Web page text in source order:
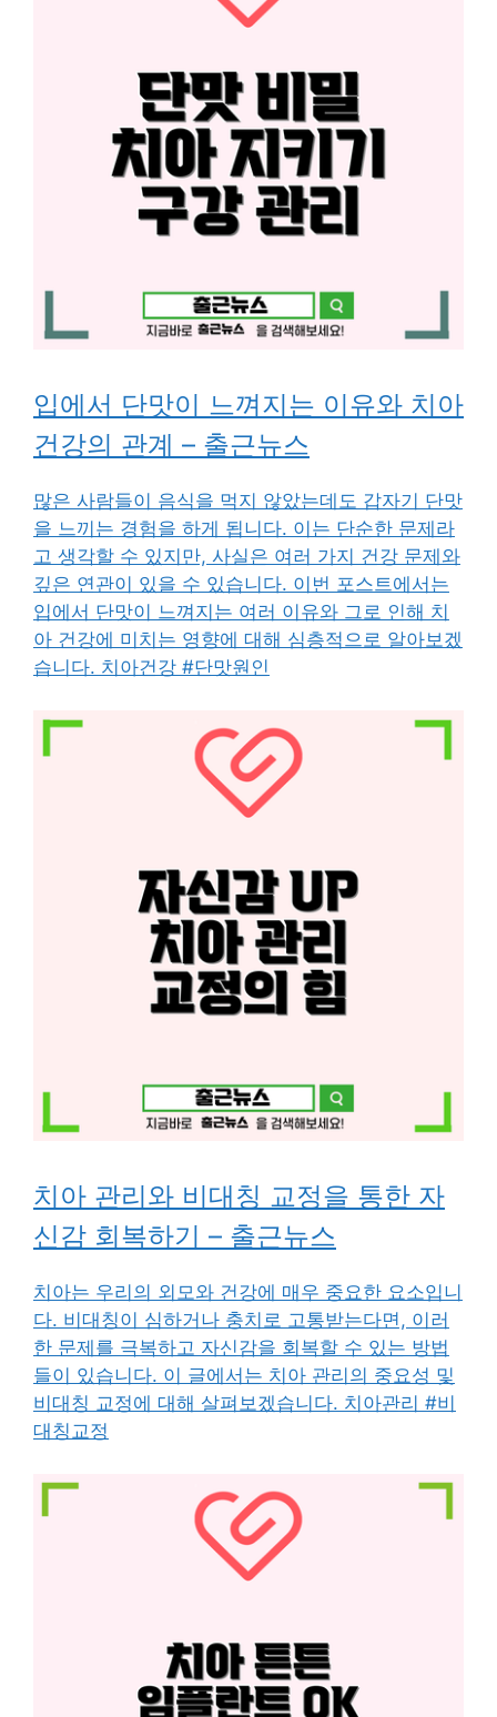
입에서 단맛이 느껴지는 이유와 치아
건강의 관계 – 출근뉴스
많은 사람들이 음식을 먹지 않았는데도 갑자기 단맛
을 느끼는 경험을 하게 됩니다. 이는 단순한 문제라
고 생각할 수 있지만, 사실은 여러 가지 건강 문제와
깊은 연관이 있을 수 있습니다. 이번 포스트에서는
입에서 단맛이 느껴지는 여러 이유와 그로 인해 치
아 건강에 미치는 영향에 대해 심층적으로 알아보겠
습니다. 치아건강 #단맛원인
치아 관리와 비대칭 교정을 통한 자
신감 회복하기 – 출근뉴스
치아는 우리의 외모와 건강에 매우 중요한 요소입니
다. 비대칭이 심하거나 충치로 고통받는다면, 이러
한 문제를 극복하고 자신감을 회복할 수 있는 방법
들이 있습니다. 이 글에서는 치아 관리의 중요성 및
비대칭 교정에 대해 살펴보겠습니다. 치아관리 #비
대칭교정